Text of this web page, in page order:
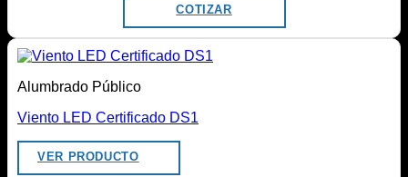
COTIZAR
Alumbrado Público
Viento LED Certificado DS1
VER PRODUCTO